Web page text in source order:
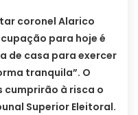
coronel Alarico
para hoje é
de casa para exercer
tranquila”. O
cumprirão à risca o
Superior Eleitoral.